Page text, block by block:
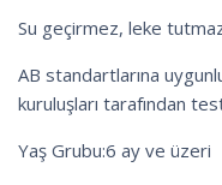
Su geçirmez, leke
AB standartlarına
kuruluşları tarafından
Yaş Grubu:6 ay ve üzeri